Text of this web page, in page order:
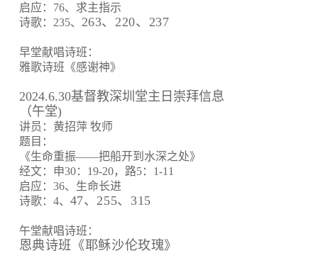
启应：76、求主指示
诗歌：235、 263、220、237
早堂献唱诗班：
雅歌诗班《感谢神》
2024.6.30基督教深圳堂主日崇拜信息
（午堂)
讲员：黄招萍 牧师
题目：
《生命重振——把船开到水深之处》
经文：申30：19-20，路5：1-11
启应：36、生命长进
诗歌：4、 47、255、315
午堂献唱诗班：
恩典诗班《耶稣沙伦玫瑰》